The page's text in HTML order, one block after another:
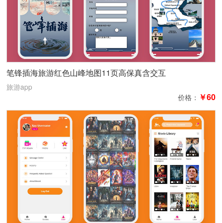
笔锋插海旅游红色山峰地图11页高保真含交互
旅游app
价格： ￥60